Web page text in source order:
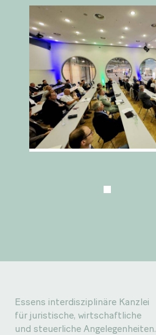
Essens interdisziplinäre Kanzlei
für juristische, wirtschaftliche
und steuerliche Angelegenheiten.